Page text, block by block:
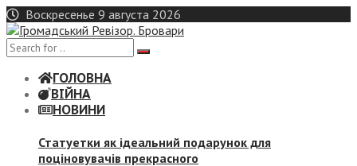
Skip
to
content
Воскресенье 9 августа 2026
ГОЛОВНА
ВІЙНА
НОВИНИ
Статуетки як ідеальний подарунок для
поціновувачів прекрасного